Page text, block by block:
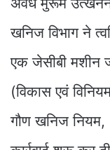
खनिज विभाग ने
एक जेसीबी मशीन
(विकास एवं
गौण खनिज